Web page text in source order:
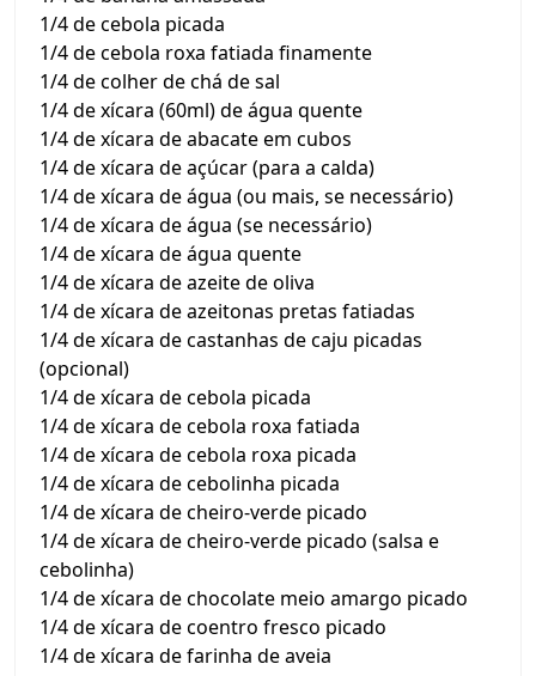
1/4 de cebola picada
1/4 de cebola roxa fatiada finamente
1/4 de colher de chá de sal
1/4 de xícara (60ml) de água quente
1/4 de xícara de abacate em cubos
1/4 de xícara de açúcar (para a calda)
1/4 de xícara de água (ou mais, se necessário)
1/4 de xícara de água (se necessário)
1/4 de xícara de água quente
1/4 de xícara de azeite de oliva
1/4 de xícara de azeitonas pretas fatiadas
1/4 de xícara de castanhas de caju picadas
(opcional)
1/4 de xícara de cebola picada
1/4 de xícara de cebola roxa fatiada
1/4 de xícara de cebola roxa picada
1/4 de xícara de cebolinha picada
1/4 de xícara de cheiro-verde picado
1/4 de xícara de cheiro-verde picado (salsa e
cebolinha)
1/4 de xícara de chocolate meio amargo picado
1/4 de xícara de coentro fresco picado
1/4 de xícara de farinha de aveia